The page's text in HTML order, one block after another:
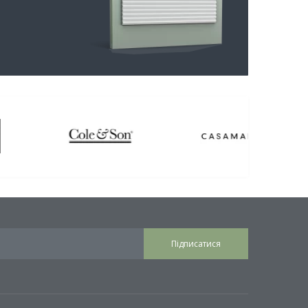
Підписатися